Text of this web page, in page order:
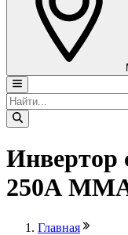
Инвертор
250А
Главная